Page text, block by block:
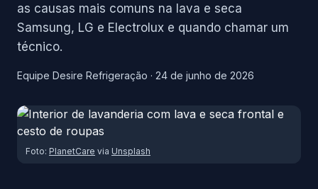
as causas mais comuns na lava e seca
Samsung, LG e Electrolux e quando chamar um
técnico.
Equipe Desire Refrigeração · 24 de junho de 2026
Foto: PlanetCare via Unsplash